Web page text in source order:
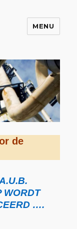
MENU
de
WORDT
….